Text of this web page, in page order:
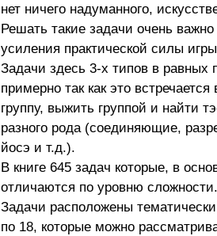
нет ничего надуманного,
Решать такие задачи очень
усиления практической силы
Задачи здесь 3-х типов в равных
примерно так как это встречается
группу, выжить группой и найти
разного рода (соединяющие,
йосэ и т.д.).
В книге 645 задач которые, в
отличаются по уровню сложности.
Задачи расположены
по 18, которые можно